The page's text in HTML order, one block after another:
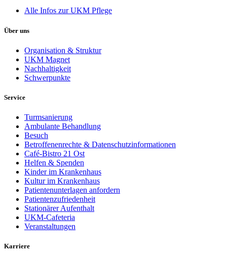
Alle Infos zur UKM Pflege
Über uns
Organisation & Struktur
UKM Magnet
Nachhaltigkeit
Schwerpunkte
Service
Turmsanierung
Ambulante Behandlung
Besuch
Betroffenenrechte & Datenschutzinformationen
Café-Bistro 21 Ost
Helfen & Spenden
Kinder im Krankenhaus
Kultur im Krankenhaus
Patientenunterlagen anfordern
Patientenzufriedenheit
Stationärer Aufenthalt
UKM-Cafeteria
Veranstaltungen
Karriere